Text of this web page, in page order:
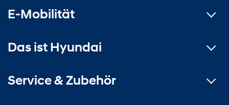
E-Mobilität
Das ist Hyundai
Service & Zubehör